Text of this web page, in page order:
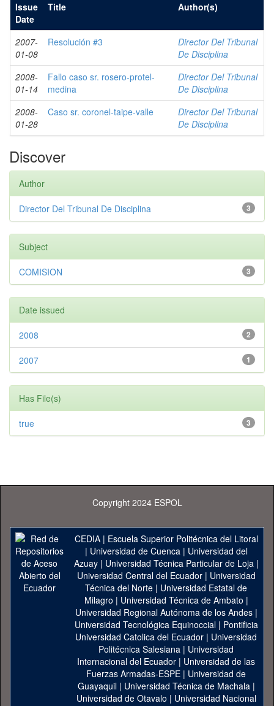
Issue
Date
Title Author(s)
2007-
01-08
Resolución #3
Director Del Tribunal
De Disciplina
2008-
01-14
Fallo caso sr. rosero-protel-
medina
Director Del Tribunal
De Disciplina
2008-
01-28
Caso sr. coronel-taipe-valle
Director Del Tribunal
De Disciplina
Discover
Author
3
Director Del Tribunal De Disciplina
Subject
3
COMISION
Date issued
2
2008
1
2007
Has File(s)
3
true
Copyright 2024 ESPOL
CEDIA| Escuela Superior Politécnica del Litoral
| Universidad de Cuenca| Universidad del
Azuay| Universidad Técnica Particular de Loja|
Universidad Central del Ecuador| Universidad
Técnica del Norte | Universidad Estatal de
Milagro | Universidad Técnica de Ambato |
Universidad Regional Autónoma de los Andes|
Universidad Tecnológica Equinoccial| Pontificia
Universidad Catolica del Ecuador | Universidad
Politécnica Salesiana | Universidad
Internacional del Ecuador | Universidad de las
Fuerzas Armadas-ESPE | Universidad de
Guayaquil| Universidad Técnica de Machala|
Universidad de Otavalo | Universidad Nacional